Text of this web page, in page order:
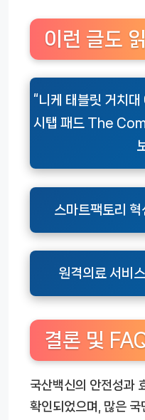
이런 글도
“니케 태블릿 거치
시탭 패드 The
스마트팩토리 혁
원격의료 서비
결론 및
국산백신의 안전성과
확인되었으며, 많은